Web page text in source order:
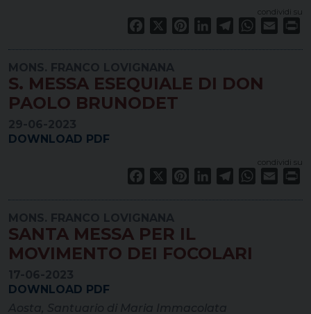
condividi su
Facebook PinterestLinkedInTelegramWhatsApp
Email
S. MESSA ESEQUIALE DI DON
PAOLO BRUNODET
DOWNLOAD PDF
condividi su
Facebook PinterestLinkedInTelegramWhatsApp
Email
SANTA MESSA PER IL
MOVIMENTO DEI FOCOLARI
DOWNLOAD PDF